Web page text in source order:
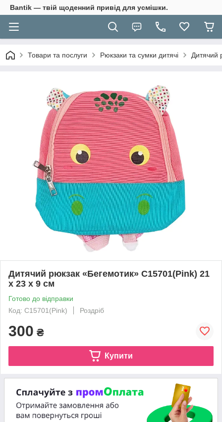
Bantik — твій щоденний привід для усмішки.
Товари та послуги Рюкзаки та сумки дитячі Дитячий
Дитячий рюкзак «Бегемотик» C15701(Pink) 21
x 23 x 9 см
Готово до відправки
Код: C15701(Pink)
Роздріб
300 ₴
Купити